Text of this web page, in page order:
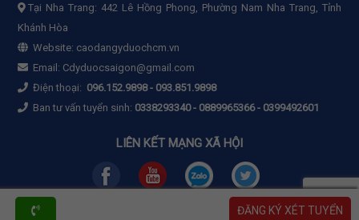
ĐĂNG KÝ XÉT TUYỂN
Tại Nha Trang: 442 Lê Hồng Phong, Phường Nam Nha Trang, Tỉnh
Khánh Hòa
Website: caodangyduochcm.vn
Email: Cdyduocsaigon@gmail.com
Điện thoại: 096.152.9898- 093.851.9898
Ban tư vấn tuyển sinh: 0338293340 - 0889965366 - 0399492601
LIÊN KẾT MẠNG XÃ HỘI